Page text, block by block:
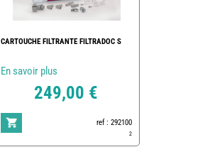
CARTOUCHE FILTRANTE FILTRADOC S
En savoir plus
249,00 €
ref : 292100
2